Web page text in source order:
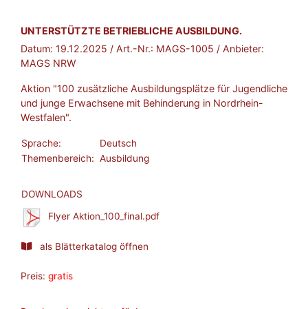
BROSCHÜRE:
UNTERSTÜTZTE BETRIEBLICHE AUSBILDUNG.
Datum: 19.12.2025 / Art.-Nr.: MAGS-1005 / Anbieter:
MAGS NRW
Aktion "100 zusätzliche Ausbildungsplätze für Jugendliche
und junge Erwachsene mit Behinderung in Nordrhein-
Westfalen".
Sprache:
Deutsch
Themenbereich: Ausbildung
DOWNLOADS
Flyer Aktion_100_final.pdf
als Blätterkatalog öffnen
Preis: gratis